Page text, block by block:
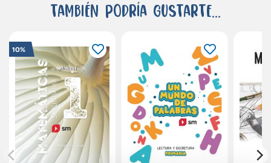
También podría gustarte...
10%